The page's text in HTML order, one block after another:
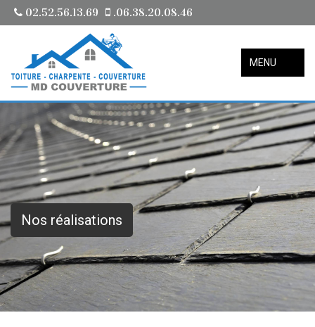
02.52.56.13.69 .06.38.20.08.46
MENU
Nos réalisations